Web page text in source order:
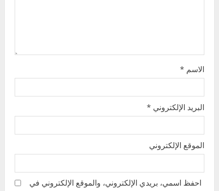
الاسم *
البريد الإلكتروني *
الموقع الإلكتروني
احفظ اسمي، بريدي الإلكتروني، والموقع الإلكتروني في